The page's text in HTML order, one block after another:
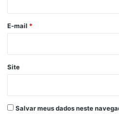
*
E-mail *
Site
Salvar meus dados neste